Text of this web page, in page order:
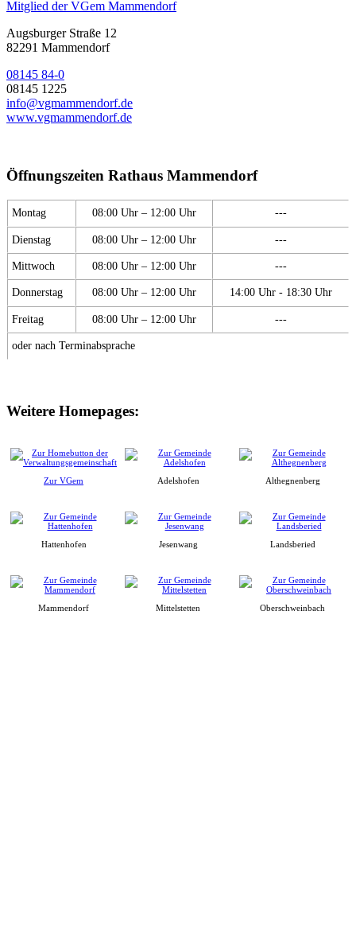
Mitglied der VGem Mammendorf
Augsburger Straße 12
82291 Mammendorf
08145 84-0
08145 1225
info@vgmammendorf.de
www.vgmammendorf.de
Öffnungszeiten Rathaus Mammendorf
Montag 08:00 Uhr – 12:00 Uhr ---
Dienstag 08:00 Uhr – 12:00 Uhr ---
Mittwoch 08:00 Uhr – 12:00 Uhr ---
Donnerstag 08:00 Uhr – 12:00 Uhr 14:00 Uhr - 18:30 Uhr
Freitag 08:00 Uhr – 12:00 Uhr ---
oder nach Terminabsprache
Weitere Homepages:
Zur VGem Adelshofen Althegnenberg
Hattenhofen Jesenwang Landsberied
Mammendorf Mittelstetten Oberschweinbach